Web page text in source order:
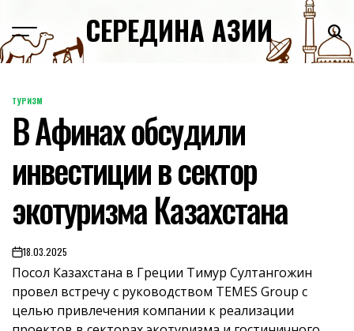
content
СЕРЕДИНА АЗИИ
POSTED
IN
ТУРИЗМ
В Афинах обсудили
инвестиции в сектор
экотуризма Казахстана
on18.03.2025
Посол Казахстана в Греции Тимур Султангожин
провел встречу с руководством TEMES Group с
целью привлечения компании к реализации